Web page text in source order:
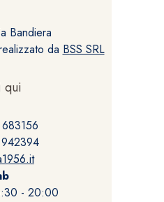
Bandiera
da BSS SRL
qui
- 20:00